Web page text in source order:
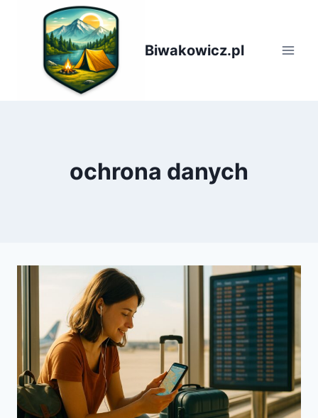
Biwakowicz.pl
ochrona danych